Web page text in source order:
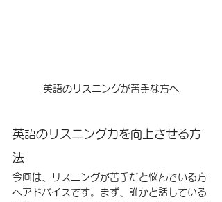
英語のリスニングが苦手な方へ
英語のリスニング力を向上させる方
法
今回は、リスニングが苦手だと悩んでいる方
へアドバイスです。まず、誰かと話している